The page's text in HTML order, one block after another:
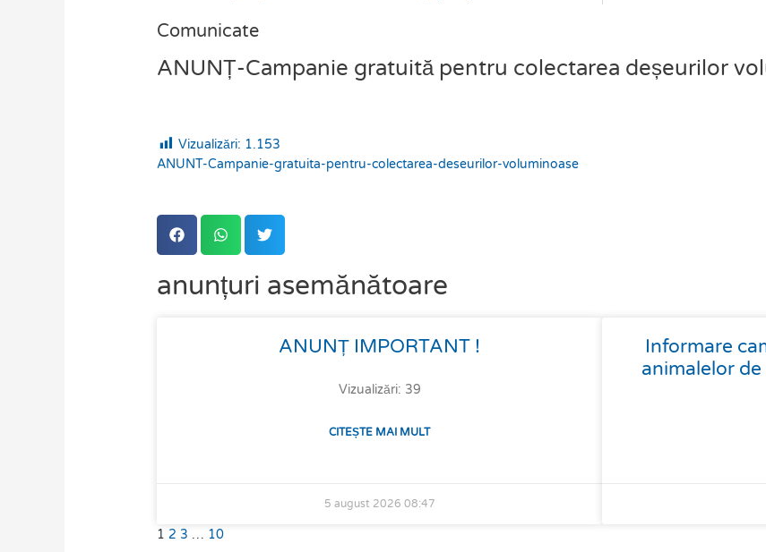
Comunicate
ANUNȚ-Campanie gratuită pentru colectarea deșeurilor
Vizualizări: 1.153
ANUNT-Campanie-gratuita-pentru-colectarea-deseurilor-voluminoase
anunțuri asemănătoare
ANUNȚ IMPORTANT !
Vizualizări: 39
CITEȘTE MAI MULT
5 august 2026 08:47
Informare
animalelor
1 2 3 … 10